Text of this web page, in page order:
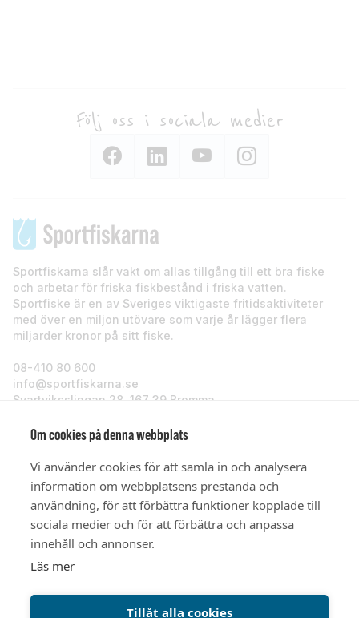
Om cookies på denna webbplats
Vi använder cookies för att samla in och analysera
information om webbplatsens prestanda och
användning, för att förbättra funktioner kopplade till
sociala medier och för att förbättra och anpassa
innehåll och annonser.
Läs mer
Tillåt alla cookies
Följ oss i sociala medier
Sportfiskarna slår vakt om allas tillgång till ett bra fiske
och arbetar för friska fiskbestånd i friska vatten.
Sportfiske är en av Sveriges viktigaste fritidsaktiviteter
med över en miljon utövare som varje år lägger flera
miljarder kronor på sitt fiske.
08-410 80 600
info@sportfiskarna.se
Svartviksslingan 28, 167 39 Bromma
Sportfiskarna
Om oss
Stöd oss